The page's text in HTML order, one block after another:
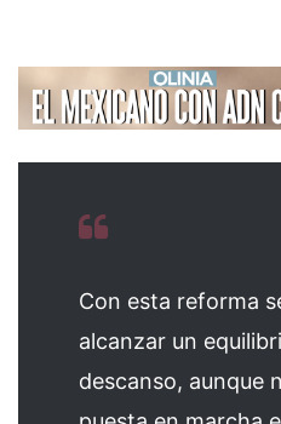
Con esta reforma
alcanzar un
descanso, aunque